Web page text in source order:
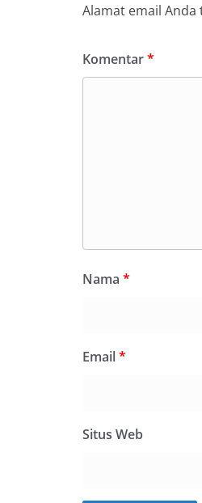
Alamat email Anda
Komentar*
Nama *
Email*
Situs Web